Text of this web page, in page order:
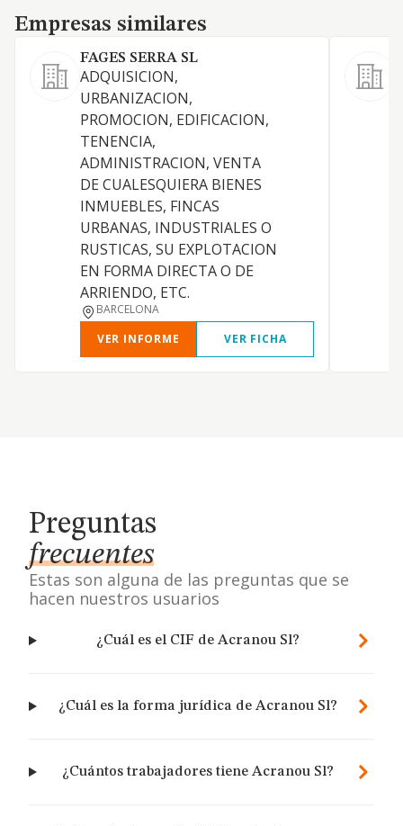
Empresas similares
Empresas similares
FAGES SERRA SL
ADQUISICION,
URBANIZACION,
PROMOCION, EDIFICACION,
TENENCIA,
ADMINISTRACION, VENTA
DE CUALESQUIERA BIENES
INMUEBLES, FINCAS
URBANAS, INDUSTRIALES O
RUSTICAS, SU EXPLOTACION
EN FORMA DIRECTA O DE
ARRIENDO, ETC.
BARCELONA
VER INFORME
VER FICHA
Preguntas
frecuentes
Estas son alguna de las preguntas que se
hacen nuestros usuarios
¿Cuál es el CIF de Acranou Sl?
¿Cuál es la forma jurídica de Acranou Sl?
¿Cuántos trabajadores tiene Acranou Sl?